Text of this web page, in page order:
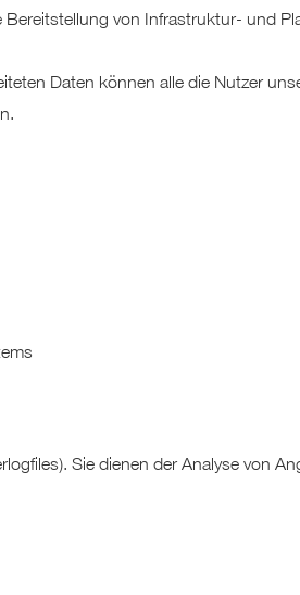
von Infrastruktur- und
Daten können alle die Nutzer
Sie dienen der Analyse von